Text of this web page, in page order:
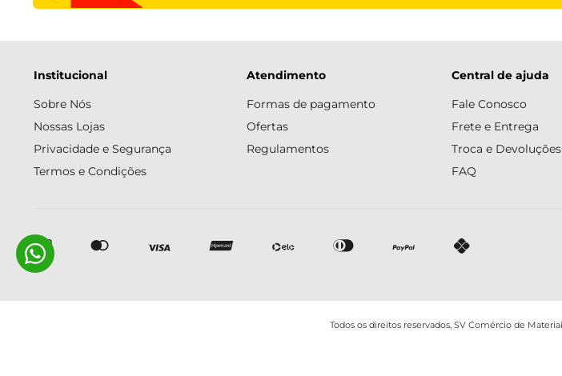
Institucional
Sobre Nós
Nossas Lojas
Privacidade e Segurança
Termos e Condições
Atendimento
Formas de pagamento
Ofertas
Regulamentos
Central de ajuda
Fale Conosco
Frete e Entrega
Troca e Devoluções
FAQ
Todos os direitos reservados, SV Comércio de